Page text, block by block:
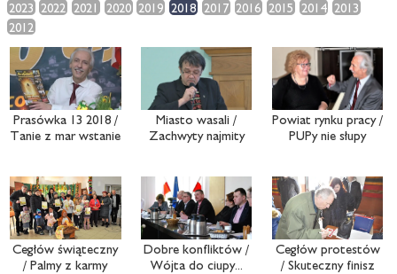
2023 2022 2021 2020 2019 2018 2017 2016 2015 2014 2013
2012
Prasówka 13 2018 /
Tanie z mar wstanie
Miasto wasali /
Zachwyty najmity
Powiat rynku pracy /
PUPy nie słupy
Cegłów świąteczny
/ Palmy z karmy
Dobre konfliktów /
Wójta do ciupy...
Cegłów protestów
/ Skuteczny finisz